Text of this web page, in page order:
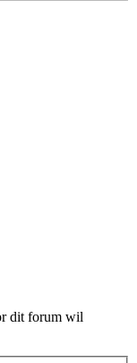
dit forum wil